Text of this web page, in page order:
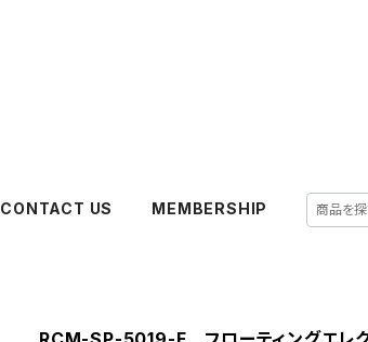
CONTACT US MEMBERSHIP